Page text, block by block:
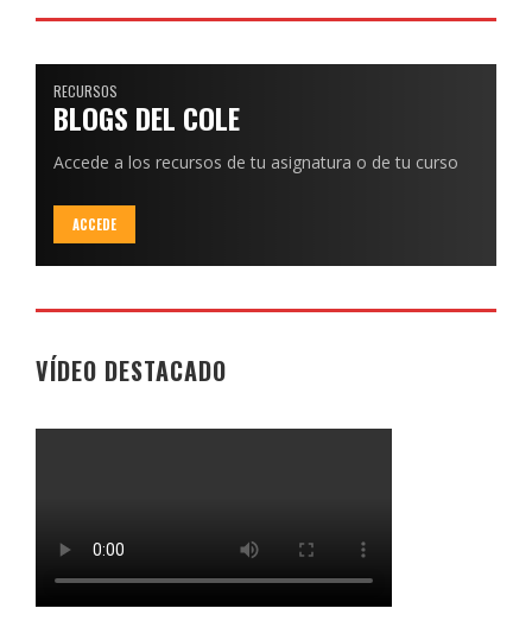
RECURSOS
BLOGS DEL COLE
Accede a los recursos de tu asignatura o de tu curso
ACCEDE
VÍDEO DESTACADO